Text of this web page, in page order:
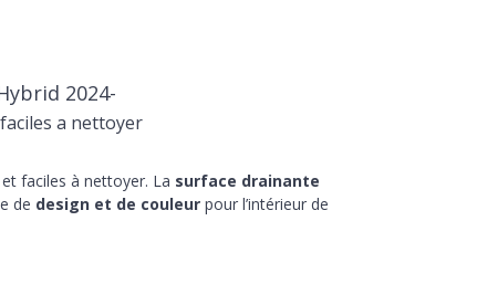
2024-
a nettoyer
faciles à nettoyer. La surface drainante
de design et de couleurpour l’intérieur de